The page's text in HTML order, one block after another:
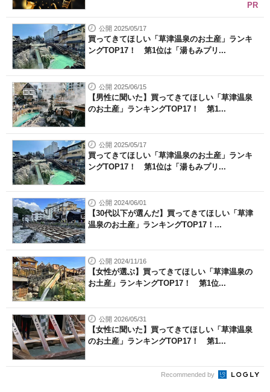
PR
公開 2025/05/17
買ってきてほしい「草津温泉のお土産」ランキ
ングTOP17！ 第1位は「湯もみプリ...
公開 2025/06/15
【男性に聞いた】買ってきてほしい「草津温泉
のお土産」ランキングTOP17！ 第1...
公開 2025/05/17
買ってきてほしい「草津温泉のお土産」ランキ
ングTOP17！ 第1位は「湯もみプリ...
公開 2024/06/01
【30代以下が選んだ】買ってきてほしい「草津
温泉のお土産」ランキングTOP17！...
公開 2024/11/16
【女性が選ぶ】買ってきてほしい「草津温泉の
お土産」ランキングTOP17！ 第1位...
公開 2026/05/31
【女性に聞いた】買ってきてほしい「草津温泉
のお土産」ランキングTOP17！ 第1...
Recommended by